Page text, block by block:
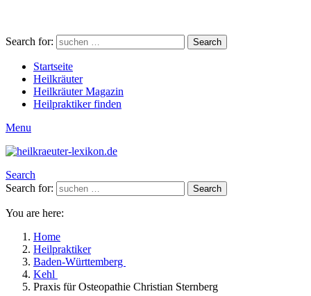
Search for: Search
Startseite
Heilkräuter
Heilkräuter Magazin
Heilpraktiker finden
Menu
Search
Search for:
Search
You are here:
Home
Heilpraktiker
Baden-Württemberg
Kehl
Praxis für Osteopathie Christian Sternberg